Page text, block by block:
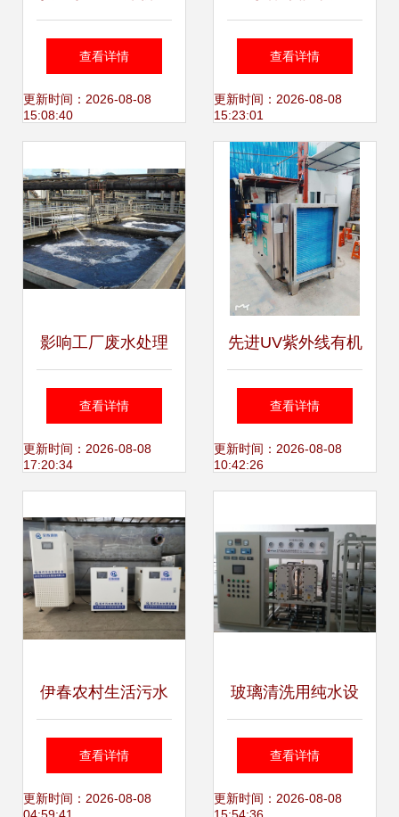
活污水处理设备研
发，助力绿色未来
查看详情
更新时间：2026-08-08
15:08:40
程设备 专业水处理
设备的研发与创新
查看详情
更新时间：2026-08-08
15:23:01
影响工厂废水处理
设备价格的核心因
素 聚焦水处理设备
查看详情
更新时间：2026-08-08
17:20:34
先进UV紫外线有机
废气处理设备 金好
旺打造高效环保技
查看详情
更新时间：2026-08-08
10:42:26
伊春农村生活污水
处理设备设计寿命
与研发实践研究
查看详情
更新时间：2026-08-08
玻璃清洗用纯水设
备的核心技术与应
用
查看详情
更新时间：2026-08-08